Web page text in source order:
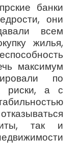
банки
они
всем
жилья,
максимум
по
риски, а с
так и